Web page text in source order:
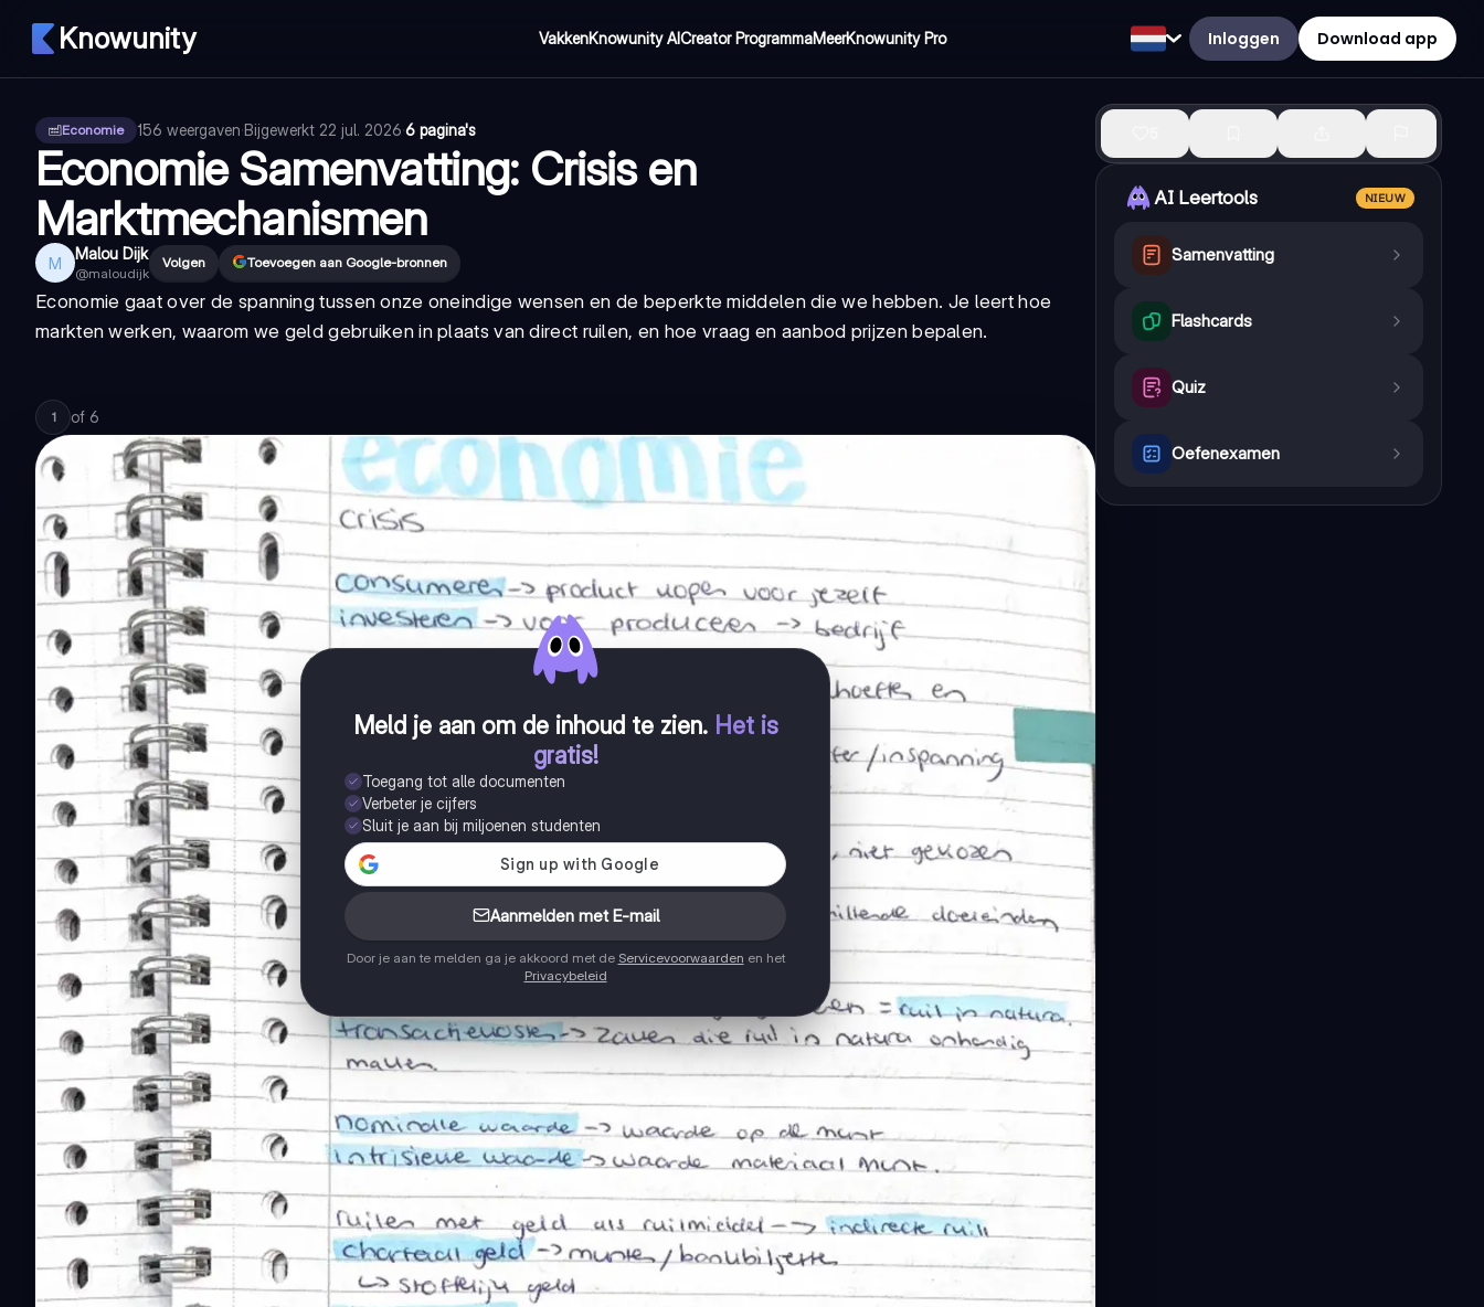
Knowunity VakkenKnowunity AICreator ProgrammaMeerKnowunity Pro Inloggen Download app
Economie 156 weergaven·Bijgewerkt 22 jul. 2026·6 pagina's
Economie Samenvatting: Crisis en
Marktmechanismen
M Malou Dijk
@maloudijk
Volgen Toevoegen aan Google-bronnen
Economie gaat over de spanning tussen onze oneindige wensen en de beperkte middelen die we hebben. Je leert hoe
markten werken, waarom we geld gebruiken in plaats van direct ruilen, en hoe vraag en aanbod prijzen bepalen.
1 of 6
Meld je aan om de inhoud te zien. Het is
gratis!
Toegang tot alle documenten
Verbeter je cijfers
Sluit je aan bij miljoenen studenten
Aanmelden met E-mail
Door je aan te melden ga je akkoord met de Servicevoorwaarden en het
Privacybeleid
AI Leertools NIEUW
Samenvatting
Flashcards
Quiz
Oefenexamen